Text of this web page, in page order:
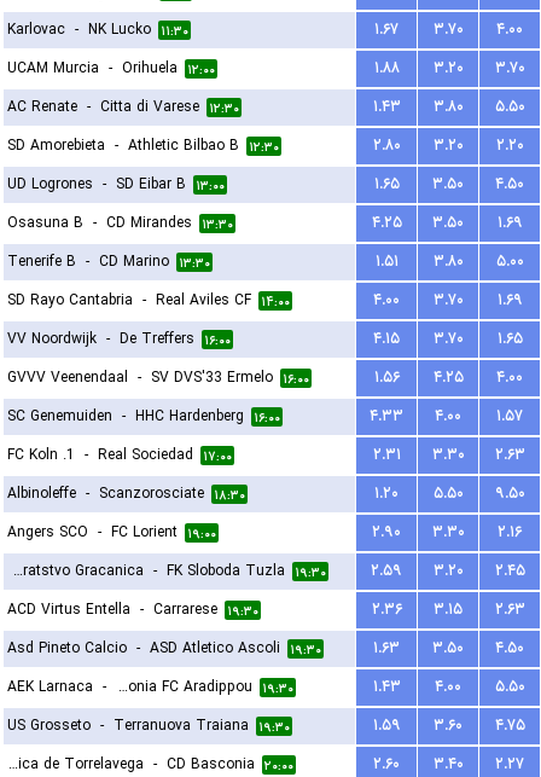
Karlovac - NK Lucko ۱۱:۳۰ ۱.۶۷ ۳.۷۰
۴.۰۰
UCAM Murcia - Orihuela ۱۲:۰۰ ۱.۸۸ ۳.۲۰
۳.۷۰
AC Renate - Citta di Varese ۱۲:۳۰ ۱.۴۳ ۳.۸۰
۵.۵۰
SD Amorebieta - Athletic Bilbao B ۱۲:۳۰ ۲.۸۰ ۳.۲۰
۲.۲۰
UD Logrones - SD Eibar B ۱۳:۰۰ ۱.۶۵ ۳.۵۰
۴.۵۰
Osasuna B - CD Mirandes ۱۳:۳۰ ۴.۲۵ ۳.۵۰
۱.۶۹
Tenerife B - CD Marino ۱۳:۳۰ ۱.۵۱ ۳.۸۰
۵.۰۰
SD Rayo Cantabria - Real Aviles CF ۱۴:۰۰ ۴.۰۰ ۳.۷۰
۱.۶۹
VV Noordwijk - De Treffers ۱۶:۰۰ ۴.۱۵ ۳.۷۰
۱.۶۵
GVVV Veenendaal - SV DVS'33 Ermelo ۱۶:۰۰ ۱.۵۶ ۴.۲۵
۴.۰۰
SC Genemuiden - HHC Hardenberg ۱۶:۰۰ ۴.۳۳ ۴.۰۰
۱.۵۷
1. FC Koln - Real Sociedad ۱۷:۰۰ ۲.۳۱ ۳.۳۰
۲.۶۳
Albinoleffe - Scanzorosciate ۱۸:۳۰ ۱.۲۰ ۵.۵۰
۹.۵۰
Angers SCO - FC Lorient ۱۹:۰۰ ۲.۹۰ ۳.۳۰
۲.۱۶
NK Bratstvo Gracanica
- FK Sloboda Tuzla ۱۹:۳۰ ۲.۵۹ ۳.۲۰
۲.۴۵
ACD Virtus Entella - Carrarese ۱۹:۳۰ ۲.۳۶ ۳.۱۵
۲.۶۳
Asd Pineto Calcio - ASD Atletico Ascoli ۱۹:۳۰ ۱.۶۳ ۳.۵۰
۴.۵۰
AEK Larnaca - Omonia FC Aradippou ۱۹:۳۰ ۱.۴۳ ۴.۰۰
۵.۵۰
US Grosseto - Terranuova Traiana ۱۹:۳۰ ۱.۵۹ ۳.۶۰
۴.۷۵
Gimnastica de Torrelavega
- CD Basconia ۲۰:۰۰ ۲.۶۰ ۳.۴۰
۲.۲۷